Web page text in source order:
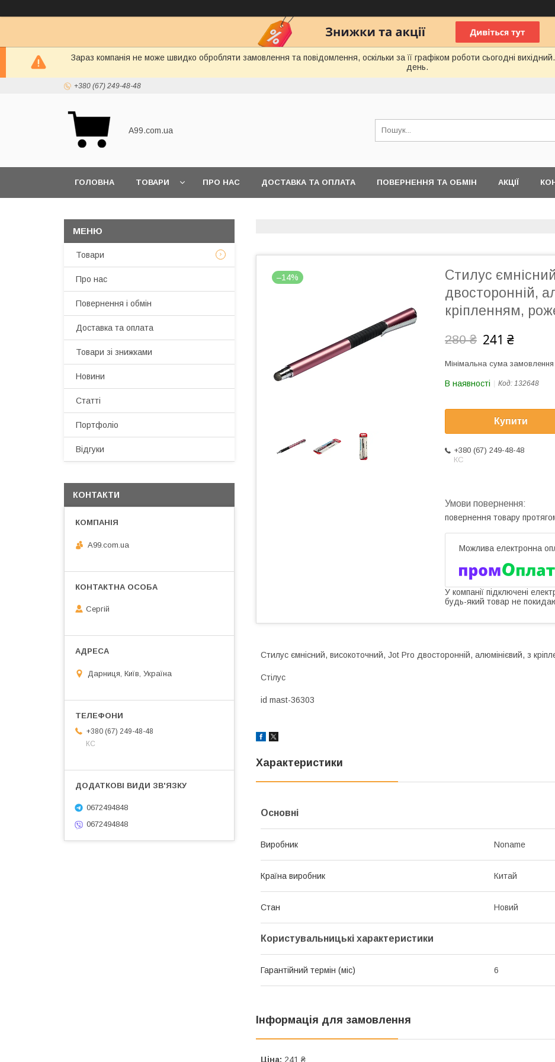
Зараз компанія не може швидко обробляти замовлення та повідомлення, оскільки за її графіком роботи сьогодні
день.
+380 (67) 249-48-48
A99.com.ua
ГОЛОВНА ТОВАРИ ПРО НАС ДОСТАВКА ТА ОПЛАТА ПОВЕРНЕННЯ ТА ОБМІН АКЦІЇ
–14%
Стилус
двосторонній,
кріпленням,
280 ₴ 241 ₴
Мінімальна сума
В наявності Код: 132648
Купити
+380 (67) 249-48-48
КС
повернення товару
У компанії підключені
будь-який товар не
Стилус ємнісний, високоточний, Jot Pro двосторонній, алюмінієвий, з
Стілус
id mast-36303
Характеристики
Основні
Виробник Noname
Країна виробник Китай
Стан Новий
Користувальницькі характеристики
Гарантійний термін (міс) 6
Інформація для замовлення
Ціна: 241 ₴
Товари
Про нас
Повернення і обмін
Доставка та оплата
Товари зі знижками
Новини
Статті
Портфоліо
Відгуки
КОНТАКТИ
A99.com.ua
Сергій
Дарниця, Київ, Україна
+380 (67) 249-48-48
КС
0672494848
0672494848